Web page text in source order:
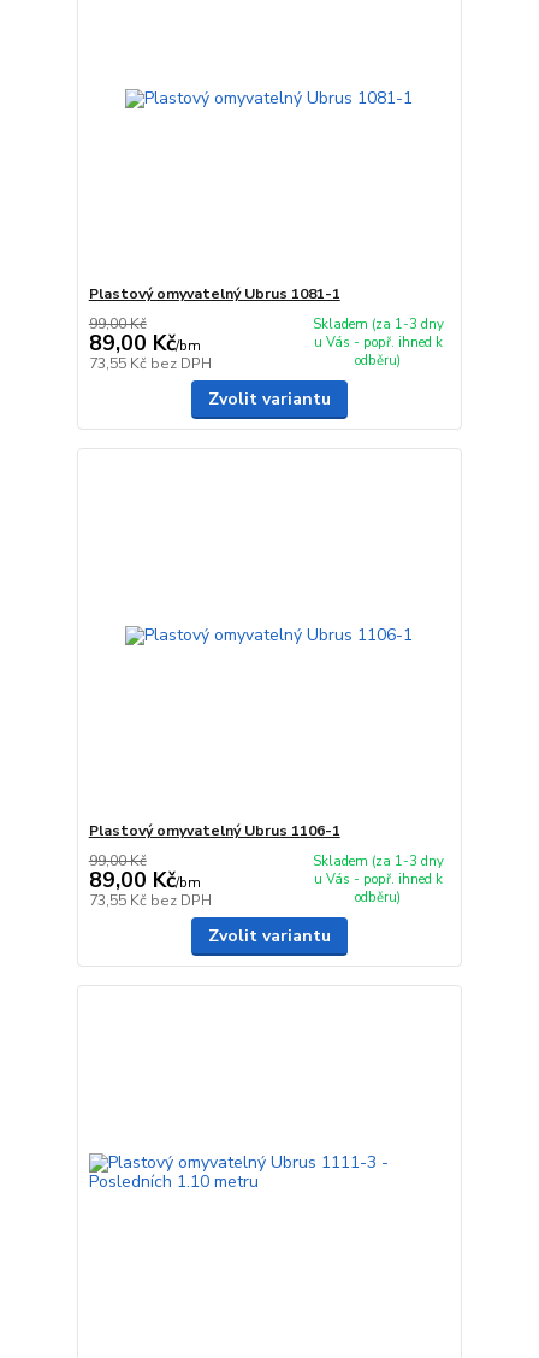
Plastový omyvatelný Ubrus 1081-1
99,00 Kč
89,00 Kč/bm
73,55 Kč bez DPH
Skladem (za 1-3 dny
u Vás - popř. ihned k
odběru)
Zvolit variantu
Plastový omyvatelný Ubrus 1106-1
99,00 Kč
89,00 Kč/bm
73,55 Kč bez DPH
Skladem (za 1-3 dny
u Vás - popř. ihned k
odběru)
Zvolit variantu